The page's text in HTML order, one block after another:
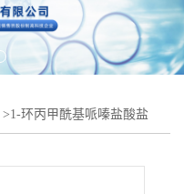
>1-环丙甲酰基哌嗪盐酸盐